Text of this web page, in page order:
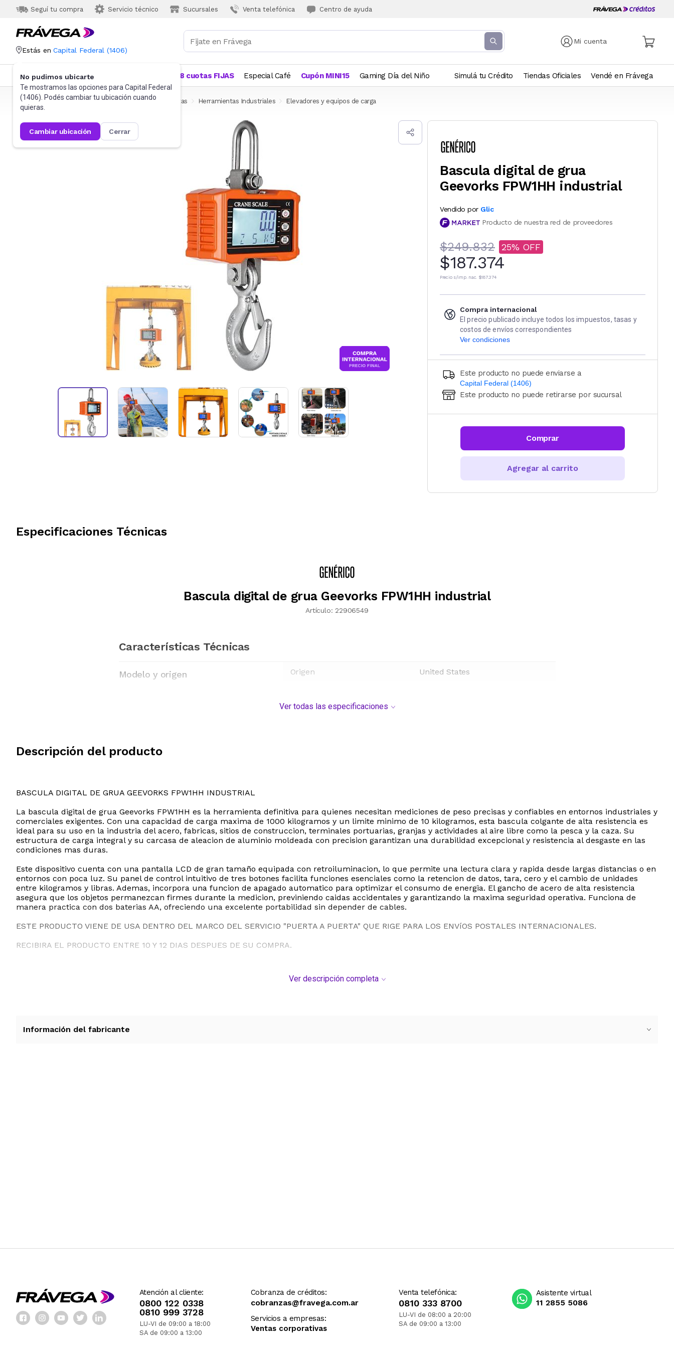
Seguí tu compra Servicio técnico Sucursales Venta telefónica Centro de ayuda
Mi cuenta
Estás en Capital Federal (1406)
No pudimos ubicarte
Te mostramos las opciones para Capital Federal
(1406). Podés cambiar tu ubicación cuando
quieras.
cambiar ubicación cerrar
Categorías Más Vendidos 18 cuotas FIJAS Especial Café Cupón MINI15 Gaming Día del Niño Simulá tu Crédito Tiendas Oficiales Vendé en Frávega
Frávega Herramientas y Construcción Herramientas Herramientas Industriales Elevadores y equipos de carga
Bascula digital de grua
Geevorks FPW1HH industrial
Vendido por Glic
Producto de nuestra red de proveedores
$249.832 25
$187.374
Precio s/imp. nac. $187.374
Compra internacional
El precio publicado incluye todos los impuestos, tasas y
costos de envíos correspondientes
Ver condiciones
Este producto no puede enviarse a
Capital Federal (1406)
Ingresá código postal (sólo números)
CALCULAR
Este producto no puede retirarse por sucursal
Comprar
Agregar al carrito
Especificaciones Técnicas
Bascula digital de grua Geevorks FPW1HH industrial
Artículo: 22906549
Características Técnicas
Modelo y origen Origen United States
Ver todas las especificaciones
Descripción del producto
BASCULA DIGITAL DE GRUA GEEVORKS FPW1HH INDUSTRIAL
La bascula digital de grua Geevorks FPW1HH es la herramienta definitiva para quienes necesitan mediciones de peso precisas y confiables en entornos industriales y
comerciales exigentes. Con una capacidad de carga maxima de 1000 kilogramos y un limite minimo de 10 kilogramos, esta bascula colgante de alta resistencia es
ideal para su uso en la industria del acero, fabricas, sitios de construccion, terminales portuarias, granjas y actividades al aire libre como la pesca y la caza. Su
estructura de carga integral y su carcasa de aleacion de aluminio moldeada con precision garantizan una durabilidad excepcional y resistencia al desgaste en las
condiciones mas duras.
Este dispositivo cuenta con una pantalla LCD de gran tamaño equipada con retroiluminacion, lo que permite una lectura clara y rapida desde largas distancias o en
entornos con poca luz. Su panel de control intuitivo de tres botones facilita funciones esenciales como la retencion de datos, tara, cero y el cambio de unidades
entre kilogramos y libras. Ademas, incorpora una funcion de apagado automatico para optimizar el consumo de energia. El gancho de acero de alta resistencia
asegura que los objetos permanezcan firmes durante la medicion, previniendo caidas accidentales y garantizando la maxima seguridad operativa. Funciona de
manera practica con dos baterias AA, ofreciendo una excelente portabilidad sin depender de cables.
ESTE PRODUCTO VIENE DE USA DENTRO DEL MARCO DEL SERVICIO "PUERTA A PUERTA" QUE RIGE PARA LOS ENVíOS POSTALES INTERNACIONALES.
RECIBIRA EL PRODUCTO ENTRE 10 Y 12 DIAS DESPUES DE SU COMPRA.
Ver descripción completa
Información del fabricante
Atención al cliente:
0800 122 0338
0810 999 3728
LU-VI de 09:00 a 18:00
SA de 09:00 a 13:00
Cobranza de créditos:
cobranzas@fravega.com.ar
Servicios a empresas:
Ventas corporativas
Venta telefónica:
0810 333 8700
LU-VI de 08:00 a 20:00
SA de 09:00 a 13:00
Asistente virtual
11 2855 5086